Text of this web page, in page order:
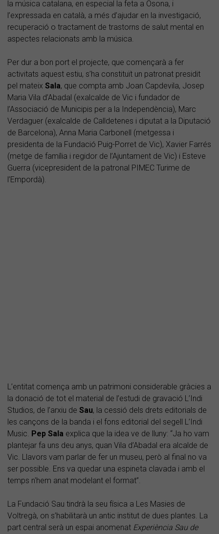
la música catalana, en especial la feta a Osona, i
l’expressada en català, a més d’ajudar en la investigació,
recuperació o tractament de trastorns de salut mental en
aspectes relacionats amb la música.
Per dur a bon port el projecte, que començarà a fer
activitats aquest estiu, s’ha constituït un patronat presidit
pel mateix Sala, que compta amb Joan Capdevila, Josep
Maria Vila d’Abadal (exalcalde de Vic i fundador de
l’Associació de Municipis per a la Independència), Marc
Verdaguer (exalcalde de Calldetenes i diputat a la Diputació
de Barcelona), Anna Maria Carbonell (metgessa i
presidenta de la Fundació Puig-Porret de Vic), Xavier Farrés
(metge de família i regidor de l’Ajuntament de Vic) i Esteve
Guerra (vicepresident de la patronal PIMEC Turime de
l’Empordà).
L’entitat comença amb un patrimoni considerable gràcies a
la donació de tot el material de l’estudi de gravació L’Indi
Studios, de l’arxiu de Sau, la cessió dels drets editorials de
les cançons de la banda i el fons editorial del segell L’Indi
Music. Pep Sala explica que la idea ve de lluny: “Ja ho vam
plantejar fa uns deu anys, quan Vila d’Abadal era alcalde de
Vic. Llavors vam parlar de fer un museu, però al final no va
ser possible. Ens va quedar una espineta clavada i amb el
temps n'hem anat modelant el format”.
La Fundació Sau tindrà la seu física a Les Masies de
Voltregà, on s’habilitarà un antic institut de dues plantes. La
part central serà un espai anomenat Experiència Sau de